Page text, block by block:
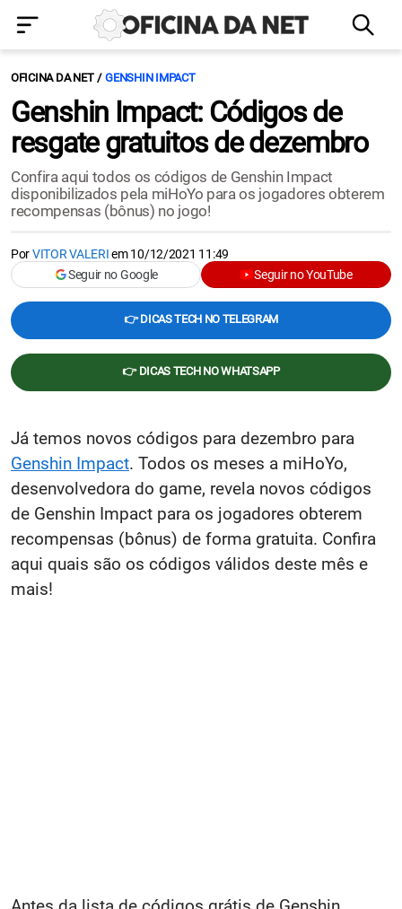
OFICINA DA NET GENSHIN IMPACT
Genshin Impact: Códigos de
resgate gratuitos de dezembro
Confira aqui todos os códigos de Genshin Impact
disponibilizados pela miHoYo para os jogadores obterem
recompensas (bônus) no jogo!
PorVITOR VALERIem10/12/2021 11:49
Seguir no Google
Seguir no YouTube
👉 DICAS TECH NO TELEGRAM
👉 DICAS TECH NO WHATSAPP
Já temos novos códigos para dezembro para
Genshin Impact. Todos os meses a miHoYo,
desenvolvedora do game, revela novos códigos
de Genshin Impact para os jogadores obterem
recompensas (bônus) de forma gratuita. Confira
aqui quais são os códigos válidos deste mês e
mais!